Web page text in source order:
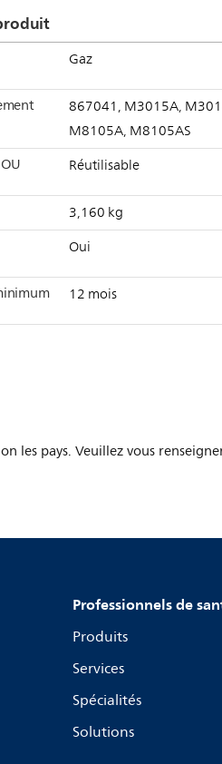
Gaz
867041, M3015A,
M8105A, M8105AS
Réutilisable
3,160 kg
Oui
12 mois
les pays. Veuillez vous
Professionnels de
Produits
Services
Spécialités
Solutions